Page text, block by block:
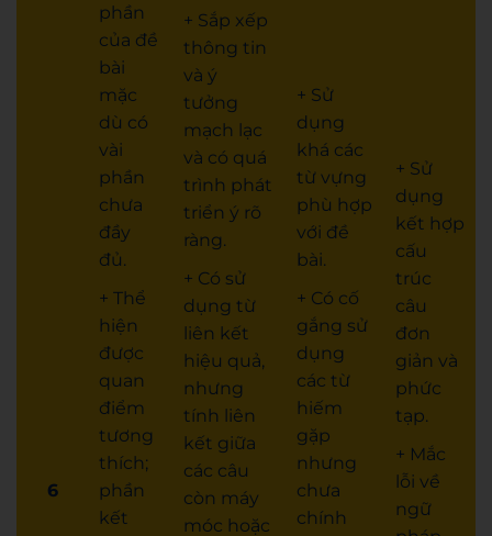
6
phần
của đề
bài
mặc
dù có
vài
phần
chưa
đầy
đủ.
+ Thể
hiện
được
quan
điểm
tương
thích;
phần
kết
+ Sắp xếp
thông tin
và ý
tưởng
mạch lạc
và có quá
trình phát
triển ý rõ
ràng.
+ Có sử
dụng từ
liên kết
hiệu quả,
nhưng
tính liên
kết giữa
các câu
còn máy
móc hoặc
+ Sử
dụng
khá các
từ vựng
phù hợp
với đề
bài.
+ Có cố
gắng sử
dụng
các từ
hiếm
gặp
nhưng
chưa
chính
+ Sử
dụng
kết hợp
cấu
trúc
câu
đơn
giản và
phức
tạp.
+ Mắc
lỗi về
ngữ